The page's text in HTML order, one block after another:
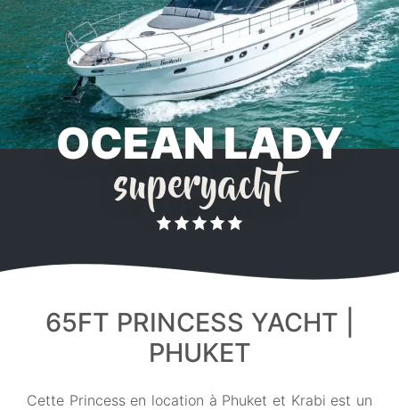
OCEAN LADY
superyacht
65FT PRINCESS YACHT |
PHUKET
Cette Princess en location à Phuket et Krabi est un